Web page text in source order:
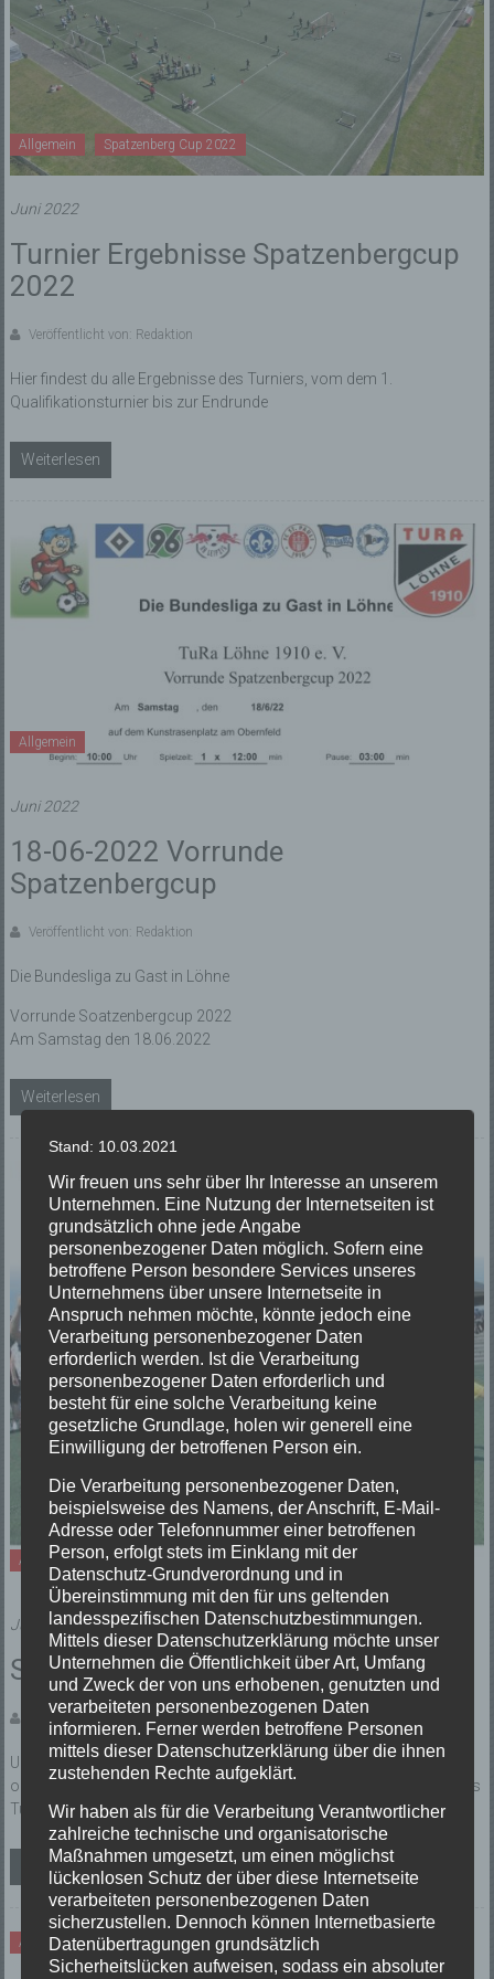
Allgemein Spatzenberg Cup 2022
Juni 2022
Turnier Ergebnisse Spatzenbergcup
2022
Veröffentlicht von: Redaktion
Hier findest du alle Ergebnisse des Turniers, vom dem 1.
Qualifikationsturnier bis zur Endrunde
Weiterlesen
Allgemein
Juni 2022
18-06-2022 Vorrunde
Spatzenbergcup
Veröffentlicht von: Redaktion
Die Bundesliga zu Gast in Löhne
Vorrunde Soatzenbergcup 2022
Am Samstag den 18.06.2022
Weiterlesen
Allgemein
Juni 2022
Spatzenberg Cup Programmheft
Veröffentlicht von: Redaktion
Unser aktuellen Programmheft für den Spatzenberg Cups 2022 ist
online. Hier findest du alle Informationen, Spielpläne und Termine des
Turniers. Zum Programmheft
Weiterlesen
Allgemein
Stand: 10.03.2021
Wir freuen uns sehr über Ihr Interesse an unserem
Unternehmen. Eine Nutzung der Internetseiten ist
grundsätzlich ohne jede Angabe
personenbezogener Daten möglich. Sofern eine
betroffene Person besondere Services unseres
Unternehmens über unsere Internetseite in
Anspruch nehmen möchte, könnte jedoch eine
Verarbeitung personenbezogener Daten
erforderlich werden. Ist die Verarbeitung
personenbezogener Daten erforderlich und
besteht für eine solche Verarbeitung keine
gesetzliche Grundlage, holen wir generell eine
Einwilligung der betroffenen Person ein.
Die Verarbeitung personenbezogener Daten,
beispielsweise des Namens, der Anschrift, E-Mail-
Adresse oder Telefonnummer einer betroffenen
Person, erfolgt stets im Einklang mit der
Datenschutz-Grundverordnung und in
Übereinstimmung mit den für uns geltenden
landesspezifischen Datenschutzbestimmungen.
Mittels dieser Datenschutzerklärung möchte unser
Unternehmen die Öffentlichkeit über Art, Umfang
und Zweck der von uns erhobenen, genutzten und
verarbeiteten personenbezogenen Daten
informieren. Ferner werden betroffene Personen
mittels dieser Datenschutzerklärung über die ihnen
zustehenden Rechte aufgeklärt.
Wir haben als für die Verarbeitung Verantwortlicher
zahlreiche technische und organisatorische
Maßnahmen umgesetzt, um einen möglichst
lückenlosen Schutz der über diese Internetseite
verarbeiteten personenbezogenen Daten
sicherzustellen. Dennoch können Internetbasierte
Datenübertragungen grundsätzlich
Sicherheitslücken aufweisen, sodass ein absoluter